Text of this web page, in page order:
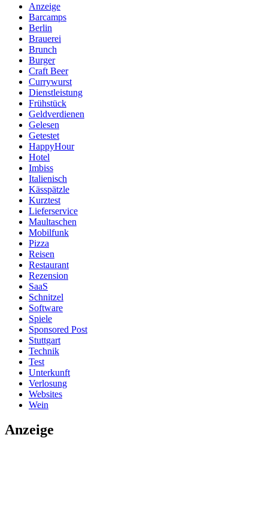
Anzeige
Barcamps
Berlin
Brauerei
Brunch
Burger
Craft Beer
Currywurst
Dienstleistung
Frühstück
Geldverdienen
Gelesen
Getestet
HappyHour
Hotel
Imbiss
Italienisch
Kässpätzle
Kurztest
Lieferservice
Maultaschen
Mobilfunk
Pizza
Reisen
Restaurant
Rezension
SaaS
Schnitzel
Software
Spiele
Sponsored Post
Stuttgart
Technik
Test
Unterkunft
Verlosung
Websites
Wein
Anzeige